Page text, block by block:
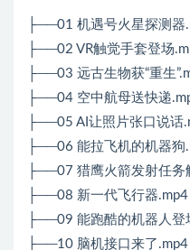
├──01 机遇号火星探测器
├──02 VR触觉手套登场
├──03 远古生物获“重生
├──04 空中航母送快递
├──05 AI让照片张口说话
├──06 能拉飞机的机器狗
├──07 猎鹰火箭发射任务
├──08 新一代飞行器
├──09 能跑酷的机器人登
├──10 脑机接口来了